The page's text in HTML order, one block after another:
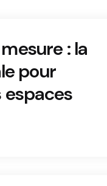
: la
pour
espaces